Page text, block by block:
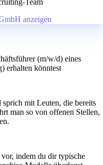
anzeigen
(m/w/d) eines
erhalten könntest
mit Leuten, die bereits
man so von offenen Stellen,
indem du dir typische